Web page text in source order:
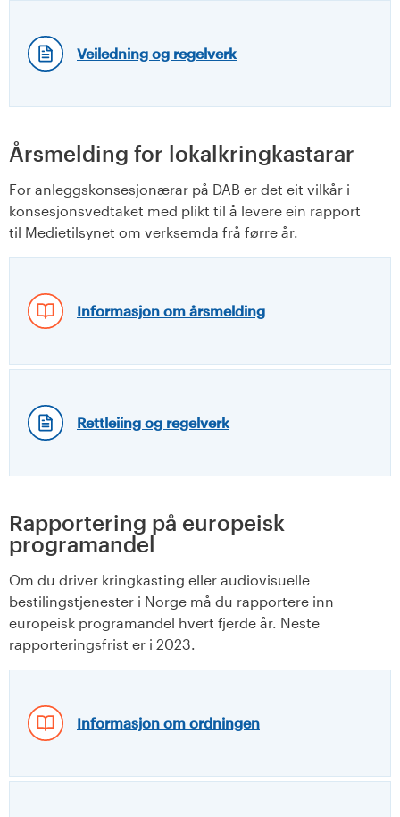
Veiledning og regelverk
Årsmelding for lokalkringkastarar
For anleggskonsesjonærar på DAB er det eit vilkår i
konsesjonsvedtaket med plikt til å levere ein rapport
til Medietilsynet om verksemda frå førre år.
Informasjon om årsmelding
Rettleiing og regelverk
Rapportering på europeisk
programandel
Om du driver kringkasting eller audiovisuelle
bestilingstjenester i Norge må du rapportere inn
europeisk programandel hvert fjerde år. Neste
rapporteringsfrist er i 2023.
Informasjon om ordningen